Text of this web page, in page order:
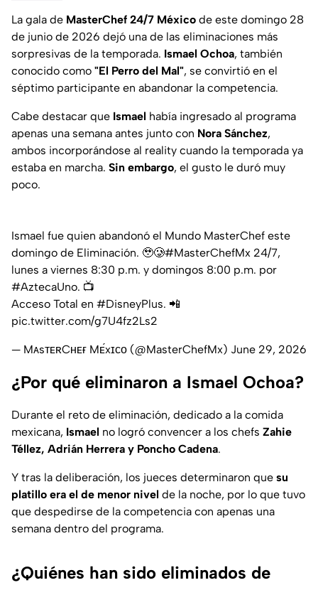
La gala de MasterChef 24/7 México de este domingo 28
de junio de 2026 dejó una de las eliminaciones más
sorpresivas de la temporada. Ismael Ochoa, también
conocido como "El Perro del Mal", se convirtió en el
séptimo participante en abandonar la competencia.
Cabe destacar que Ismael había ingresado al programa
apenas una semana antes junto con Nora Sánchez,
ambos incorporándose al reality cuando la temporada ya
estaba en marcha. Sin embargo, el gusto le duró muy
poco.
Ismael fue quien abandonó el Mundo MasterChef este
domingo de Eliminación. 🥹🥲#MasterChefMx 24/7,
lunes a viernes 8:30 p.m. y domingos 8:00 p.m. por
#AztecaUno. 📺⁣⁣
Acceso Total en #DisneyPlus. 📲
pic.twitter.com/g7U4fz2Ls2
— MᴀsᴛᴇʀCʜᴇғ Mᴇ́xɪᴄᴏ (@MasterChefMx) June 29, 2026
¿Por qué eliminaron a Ismael Ochoa?
Durante el reto de eliminación, dedicado a la comida
mexicana, Ismael no logró convencer a los chefs Zahie
Téllez, Adrián Herrera y Poncho Cadena.
Y tras la deliberación, los jueces determinaron que su
platillo era el de menor nivel de la noche, por lo que tuvo
que despedirse de la competencia con apenas una
semana dentro del programa.
¿Quiénes han sido eliminados de